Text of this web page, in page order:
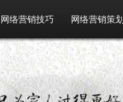
网络营销技巧 网络营销策划